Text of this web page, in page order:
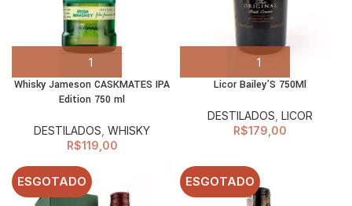
Whisky Jameson CASKMATES IPA
Edition 750 ml
DESTILADOS WHISKY
R$119,00
Licor Bailey’S 750Ml
DESTILADOS LICOR
R$179,00
ESGOTADO ESGOTADO